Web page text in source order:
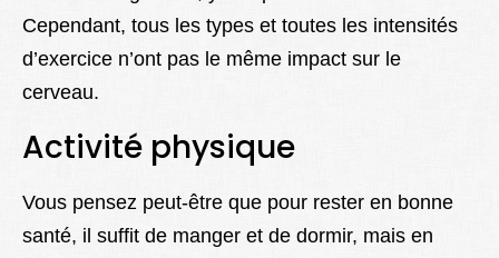
Cependant, tous les types et toutes les intensités
d’exercice n’ont pas le même impact sur le
cerveau.
Activité physique
Vous pensez peut-être que pour rester en bonne
santé, il suffit de manger et de dormir, mais en